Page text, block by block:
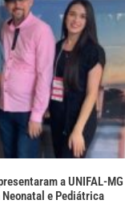
a UNIFAL-MG
e Pediátrica